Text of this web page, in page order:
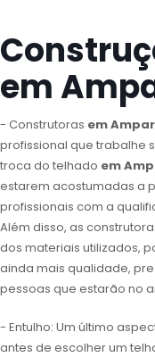
em
- Construtoras em
profissional que trabalhe
troca do telhado em
estarem acostumadas a
profissionais com a
Além disso, as
dos materiais utilizados,
ainda mais qualidade,
pessoas que estarão no
- Entulho: Um último
antes de escolher um